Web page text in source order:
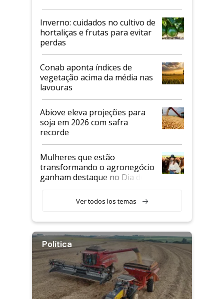
Inverno: cuidados no cultivo de
hortaliças e frutas para evitar
perdas
Conab aponta índices de
vegetação acima da média nas
lavouras
Abiove eleva projeções para
soja em 2026 com safra
recorde
Mulheres que estão
transformando o agronegócio
ganham destaque no Dia do
Ver todos los temas
Política